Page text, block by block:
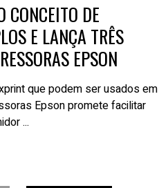
CONCEITO DE
E LANÇA TRÊS
EPSON
que podem ser usados em
Epson promete facilitar
...